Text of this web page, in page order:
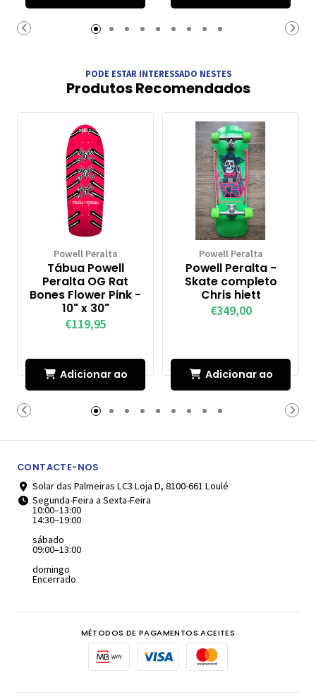
Carrinho Carrinho
PODE ESTAR INTERESSADO NESTES
Produtos Recomendados
Powell Peralta
Tábua Powell
Peralta OG Rat
Bones Flower Pink -
10" x 30"
€119,95
Adicionar ao
Carrinho
Powell Peralta
Powell Peralta -
Skate completo
Chris hiett
€349,00
Adicionar ao
Carrinho
CONTACTE-NOS
Solar das Palmeiras LC3 Loja D, 8100-661 Loulé
Segunda-Feira a Sexta-Feira
10:00–13:00
14:30–19:00
sábado
09:00–13:00
domingo
Encerrado
MÉTODOS DE PAGAMENTOS ACEITES